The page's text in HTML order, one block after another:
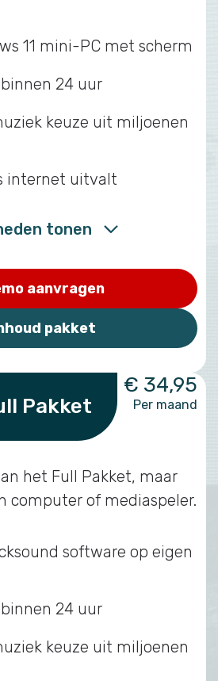
11 mini-PC met scherm
24 uur
keuze uit miljoenen
internet uitvalt
tonen
aanvragen
pakket
Pakket
€ 34,95
Per maand
het Full Pakket, maar
computer of mediaspeler.
software op eigen
24 uur
keuze uit miljoenen